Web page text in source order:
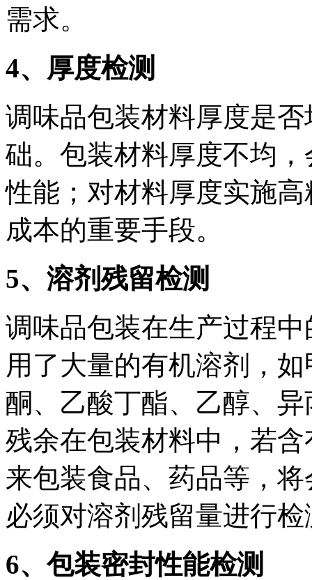
需求。
4、厚度检测
调味品包装材料厚度是
础。包装材料厚度不均
性能；对材料厚度实施
成本的重要手段。
5、溶剂残留检测
调味品包装在生产过程
用了大量的有机溶剂，
酮、乙酸丁酯、乙醇、
残余在包装材料中，若
来包装食品、药品等，
必须对溶剂残留量进行检
6、包装密封性能检测